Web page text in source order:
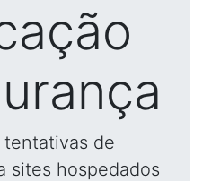
tentativas de
sites hospedados